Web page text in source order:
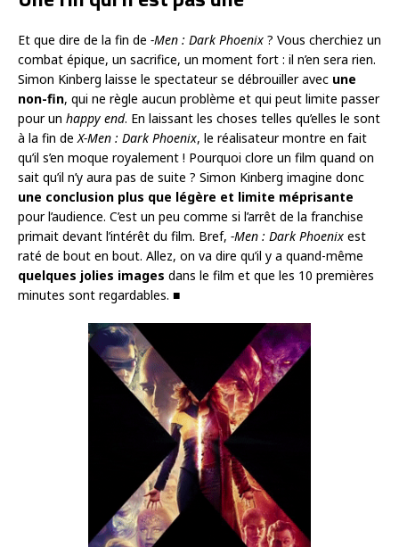
Et que dire de la fin de -Men : Dark Phoenix ? Vous cherchiez un
combat épique, un sacrifice, un moment fort : il n’en sera rien.
Simon Kinberg laisse le spectateur se débrouiller avec une
non-fin, qui ne règle aucun problème et qui peut limite passer
pour un happy end. En laissant les choses telles qu’elles le sont
à la fin de X-Men : Dark Phoenix, le réalisateur montre en fait
qu’il s’en moque royalement ! Pourquoi clore un film quand on
sait qu’il n’y aura pas de suite ? Simon Kinberg imagine donc
une conclusion plus que légère et limite méprisante
pour l’audience. C’est un peu comme si l’arrêt de la franchise
primait devant l’intérêt du film. Bref, -Men : Dark Phoenix est
raté de bout en bout. Allez, on va dire qu’il y a quand-même
quelques jolies images dans le film et que les 10 premières
minutes sont regardables. ■